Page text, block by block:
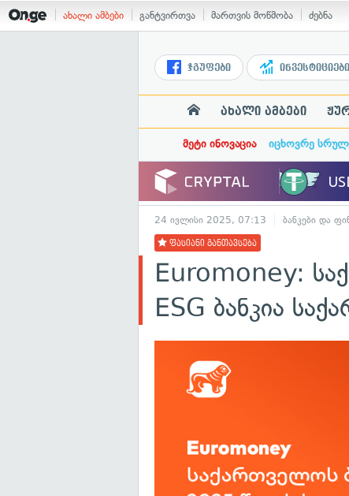
ახალი ამბები განტვირთვა მართვის მოწმობა ძებნა
ჯგუფები ინვესტიციები
ახალი ამბები
მეტი ინოვაცია იცხოვრე
24 ივლისი 2025, 07:13 ბანკები და
ფასიანი განთავსება
Euromoney:
ESG ბანკია